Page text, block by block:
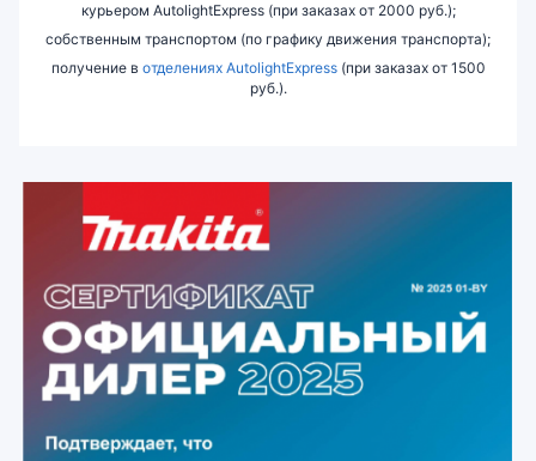
курьером AutolightExpress (при заказах от 2000 руб.);
собственным транспортом (по графику движения транспорта);
получение в отделениях AutolightExpress(при заказах от 1500
руб.).